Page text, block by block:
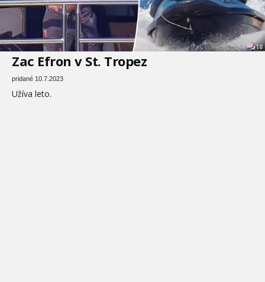
18
Zac Efron v St. Tropez
pridané 10.7.2023
Užíva leto.